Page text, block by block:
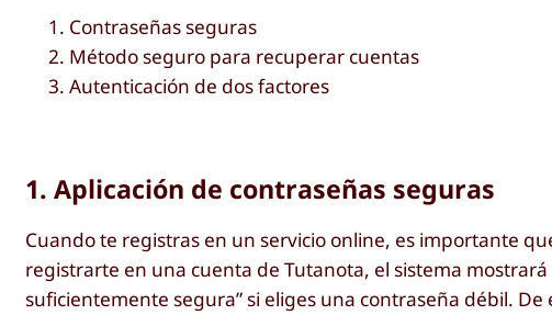
Contraseñas seguras
Método seguro para recuperar cuentas
Autenticación de dos factores
1. Aplicación de contraseñas seguras
Cuando te registras en un servicio online, es importante
registrarte en una cuenta de Tutanota, el sistema
suficientemente segura” si eliges una contraseña débil.